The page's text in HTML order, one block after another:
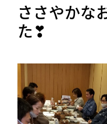
ささやかな
た❣